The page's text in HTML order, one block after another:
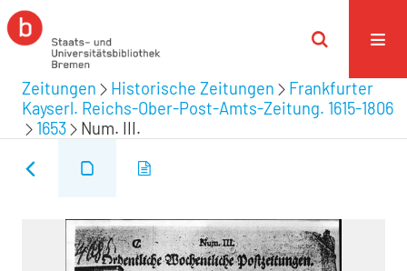
Zeitungen Historische Zeitungen
Frankfurter
Kayserl. Reichs-Ober-Post-Amts-Zeitung. 1615-1806
1653
Num. III.